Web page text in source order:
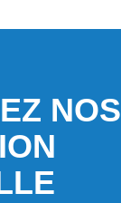
NOS